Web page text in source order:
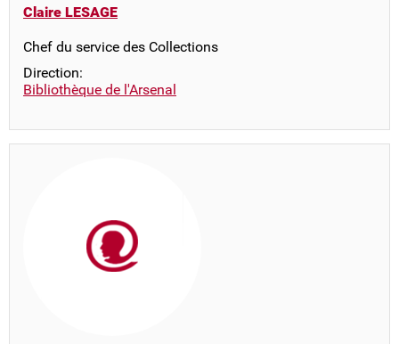
Claire LESAGE
Chef du service des Collections
Direction:
Bibliothèque de l'Arsenal